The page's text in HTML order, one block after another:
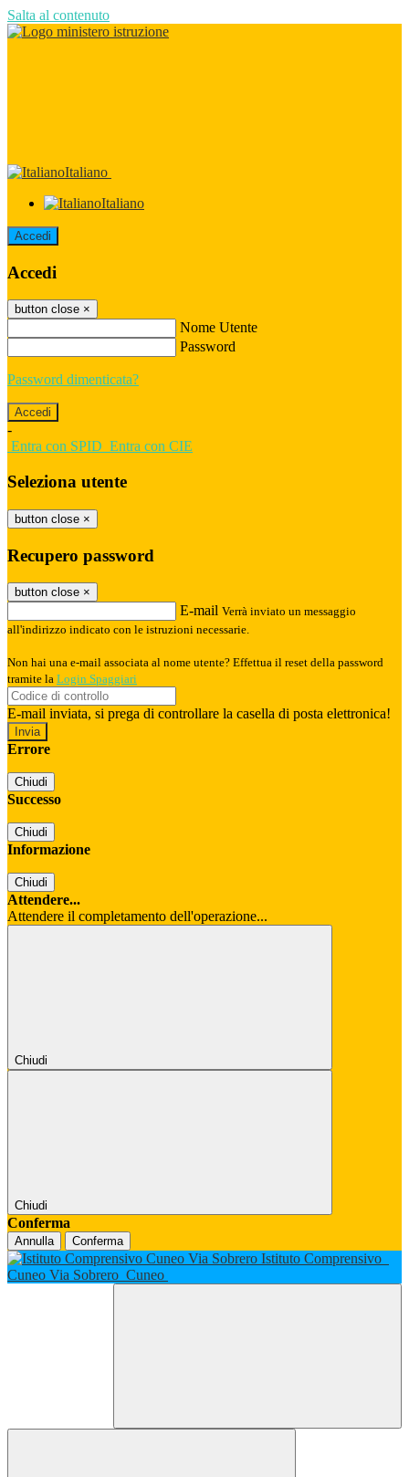
Salta al contenuto
Italiano
Italiano
Accedi
Accedi
button close ×
Nome Utente
Password
Password dimenticata?
-
Entra con SPID Entra con CIE
Seleziona utente
button close ×
Recupero password
button close ×
E-mail Verrà inviato un messaggio
all'indirizzo indicato con le istruzioni necessarie.
Non hai una e-mail associata al nome utente? Effettua il reset della password
tramite la Login Spaggiari
E-mail inviata, si prega di controllare la casella di posta elettronica!
Errore
Chiudi
Successo
Chiudi
Informazione
Chiudi
Attendere...
Attendere il completamento dell'operazione...
Chiudi
Chiudi
Conferma
Annulla Conferma
Istituto Comprensivo
Cuneo Via Sobrero Cuneo